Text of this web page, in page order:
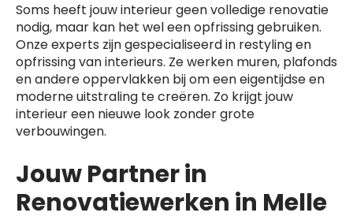
Soms heeft jouw interieur geen volledige renovatie
nodig, maar kan het wel een opfrissing gebruiken.
Onze experts zijn gespecialiseerd in restyling en
opfrissing van interieurs. Ze werken muren, plafonds
en andere oppervlakken bij om een eigentijdse en
moderne uitstraling te creëren. Zo krijgt jouw
interieur een nieuwe look zonder grote
verbouwingen.
Jouw Partner in
Renovatiewerken in Melle